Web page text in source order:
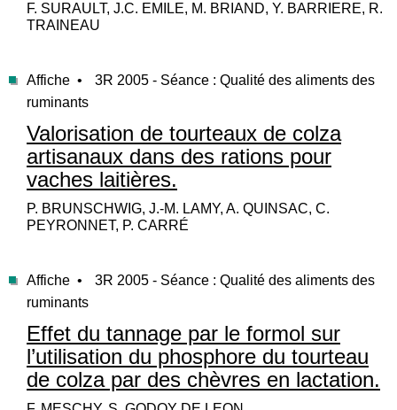
F. SURAULT, J.C. EMILE, M. BRIAND, Y. BARRIERE, R.
TRAINEAU
Affiche •
3R 2005 - Séance : Qualité des aliments des
ruminants
Valorisation de tourteaux de colza
artisanaux dans des rations pour
vaches laitières.
P. BRUNSCHWIG, J.-M. LAMY, A. QUINSAC, C.
PEYRONNET, P. CARRÉ
Affiche •
3R 2005 - Séance : Qualité des aliments des
ruminants
Effet du tannage par le formol sur
l’utilisation du phosphore du tourteau
de colza par des chèvres en lactation.